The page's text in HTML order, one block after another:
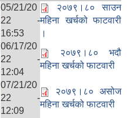
05/21/20
22 -
16:53
२०७९।८० साउन
महिना खर्चको फाटवारी
।
06/17/20
22 -
12:04
२०७९।८० भदौ
महिना खर्चको फाटवारी
07/21/20
22 -
12:09
२०७९।८० असोज
महिना खर्चको फाटवारी